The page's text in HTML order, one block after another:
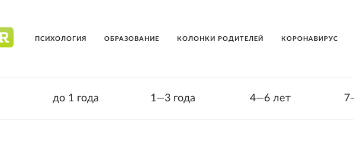
ПСИХОЛОГИЯ ОБРАЗОВАНИЕ КОЛОНКИ РОДИТЕЛЕЙ КОРОНАВИРУС
до 1 года 1—3 года 4—6 лет